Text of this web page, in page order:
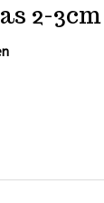
2-3cm